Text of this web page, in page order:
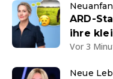
ARD-
ihre
Vor 3
Neue